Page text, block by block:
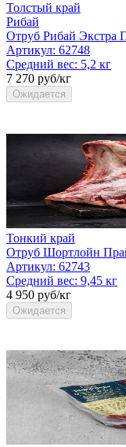
Толстый край
Рибай
Отруб Рибай Экстра
Артикул: 62748
Средний вес: 5,2 кг
7 270 руб/кг
Ожидается
Тонкий край
Отруб Шортлойн
Артикул: 62743
Средний вес: 9,45 кг
4 950 руб/кг
Ожидается